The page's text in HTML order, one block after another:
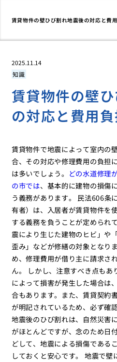
賃貸物件の壁ひび割れ地震後の対応と費
2025.11.14
知識
賃貸物件の壁
の対応と費用
賃貸物件で地震によって室内の
合、その対応や修理費用の負担
は多いでしょう。 どの水道修理
の市では、基本的に建物の損傷
う義務があります。 民法606条
有者）は、入居者が賃貸物件を
する義務を負うことが定められ
震により生じた建物のヒビ」や
歪み」などが修繕の対象となり
め、修理費用が借り主に請求さ
ん。 しかし、注意すべき点もあ
によって損害が発生した場合は
合もあります。また、賃貸契約
が明記されているため、必ず確
地震後のひび割れは、自然災害
がほとんどですが、念のため日
どして、地震による損傷である
しておくと安心です。 地震で